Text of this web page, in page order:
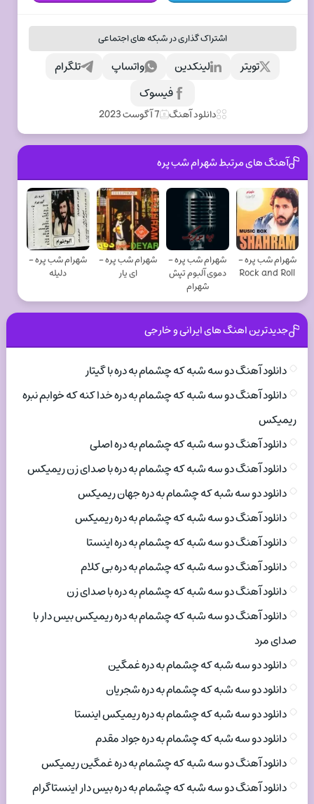
اشتراک گذاری در شبکه های اجتماعی
تلگرام واتساپ لینکدین
تویتر
فیسوک
دانلود آهنگ 7 آگوست 2023
آهنگ های مرتبط شهرام شب پره
شهرام شب پره -
Rock and Roll
شهرام شب پره -
دموی آلبوم تپش
شهرام
شهرام شب پره -
ای یار
شهرام شب پره -
دلیله
جدیدترین اهنگ های ایرانی و خارجی
دانلود آهنگ دو سه شبه که چشمام به دره با گیتار
دانلود آهنگ دو سه شبه که چشمام به دره خدا کنه که خوابم نبره
ریمیکس
دانلود آهنگ دو سه شبه که چشمام به دره اصلی
دانلود آهنگ دو سه شبه که چشمام به دره با صدای زن ریمیکس
دانلود دو سه شبه که چشمام به دره جهان ریمیکس
دانلود آهنگ دو سه شبه که چشمام به دره ریمیکس
دانلود آهنگ دو سه شبه که چشمام به دره اینستا
دانلود آهنگ دو سه شبه که چشمام به دره بی کلام
دانلود آهنگ دو سه شبه که چشمام به دره با صدای زن
دانلود آهنگ دو سه شبه که چشمام به دره ریمیکس بیس دار با
صدای مرد
دانلود دو سه شبه که چشمام به دره غمگین
دانلود دو سه شبه که چشمام به دره شجریان
دانلود دو سه شبه که چشمام به دره ریمیکس اینستا
دانلود دو سه شبه که چشمام به دره جواد مقدم
دانلود آهنگ دو سه شبه که چشمام به دره غمگین ریمیکس
دانلود آهنگ دو سه شبه که چشمام به دره بیس دار اینستاگرام